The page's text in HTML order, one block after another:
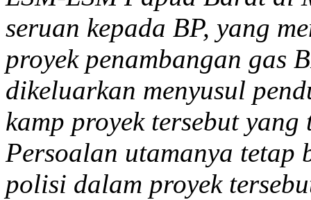
seruan kepada BP, yang
proyek penambangan gas
dikeluarkan menyusul
kamp proyek tersebut
Persoalan utamanya tetap
polisi dalam proyek